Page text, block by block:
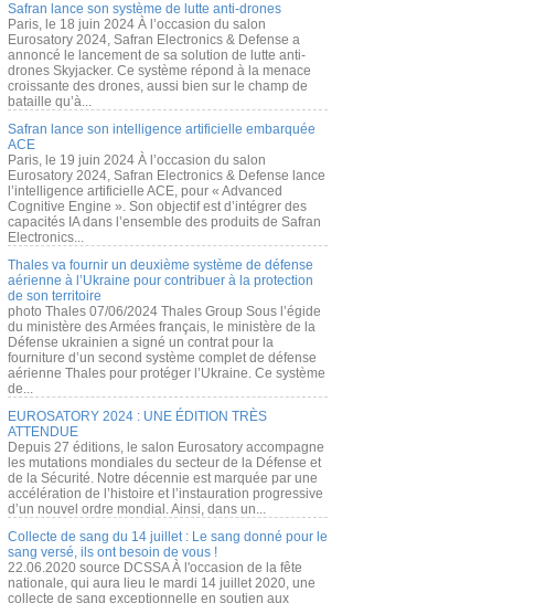
Safran lance son système de lutte anti-drones
Paris, le 18 juin 2024 À l’occasion du salon
Eurosatory 2024, Safran Electronics & Defense a
annoncé le lancement de sa solution de lutte anti-
drones Skyjacker. Ce système répond à la menace
croissante des drones, aussi bien sur le champ de
bataille qu’à...
Safran lance son intelligence artificielle embarquée
ACE
Paris, le 19 juin 2024 À l’occasion du salon
Eurosatory 2024, Safran Electronics & Defense lance
l’intelligence artificielle ACE, pour « Advanced
Cognitive Engine ». Son objectif est d’intégrer des
capacités IA dans l’ensemble des produits de Safran
Electronics...
Thales va fournir un deuxième système de défense
aérienne à l’Ukraine pour contribuer à la protection
de son territoire
photo Thales 07/06/2024 Thales Group Sous l’égide
du ministère des Armées français, le ministère de la
Défense ukrainien a signé un contrat pour la
fourniture d’un second système complet de défense
aérienne Thales pour protéger l’Ukraine. Ce système
de...
EUROSATORY 2024 : UNE ÉDITION TRÈS
ATTENDUE
Depuis 27 éditions, le salon Eurosatory accompagne
les mutations mondiales du secteur de la Défense et
de la Sécurité. Notre décennie est marquée par une
accélération de l’histoire et l’instauration progressive
d’un nouvel ordre mondial. Ainsi, dans un...
Collecte de sang du 14 juillet : Le sang donné pour le
sang versé, ils ont besoin de vous !
22.06.2020 source DCSSA À l'occasion de la fête
nationale, qui aura lieu le mardi 14 juillet 2020, une
collecte de sang exceptionnelle en soutien aux